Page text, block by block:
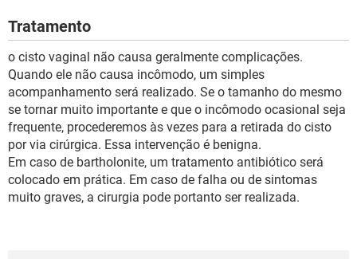
Tratamento
o cisto vaginal não causa geralmente complicações.
Quando ele não causa incômodo, um simples
acompanhamento será realizado. Se o tamanho do mesmo
se tornar muito importante e que o incômodo ocasional seja
frequente, procederemos às vezes para a retirada do cisto
por via cirúrgica. Essa intervenção é benigna.
Em caso de bartholonite, um tratamento antibiótico será
colocado em prática. Em caso de falha ou de sintomas
muito graves, a cirurgia pode portanto ser realizada.